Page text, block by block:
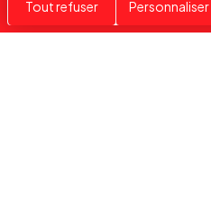
03 39
Tout refuser Personnaliser